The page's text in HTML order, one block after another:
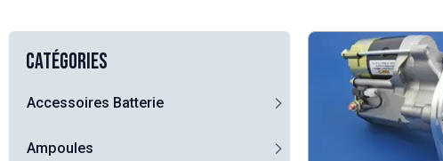
Catégories
Accessoires Batterie
Ampoules